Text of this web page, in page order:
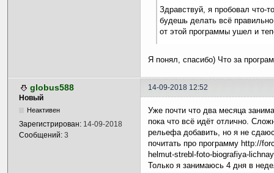
Здравствуй, я пробовал что-
будешь делать всё
от этой программы ушел и
Я понял, спасибо) Что за
globus588
14-09-2018 12:52
Новый
Неактивен
Зарегистрирован: 14-09-2018
Сообщений: 3
Уже почти что два месяца
пока что всё идёт отлично.
рельефа добавить, но я не
почитать про программу http://
helmut-strebl-foto-biografiya-
Только я занимаюсь 4 дня в